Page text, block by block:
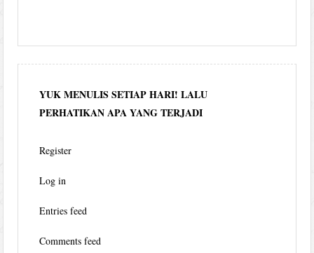
YUK MENULIS SETIAP HARI! LALU
PERHATIKAN APA YANG TERJADI
Register
Log in
Entries feed
Comments feed